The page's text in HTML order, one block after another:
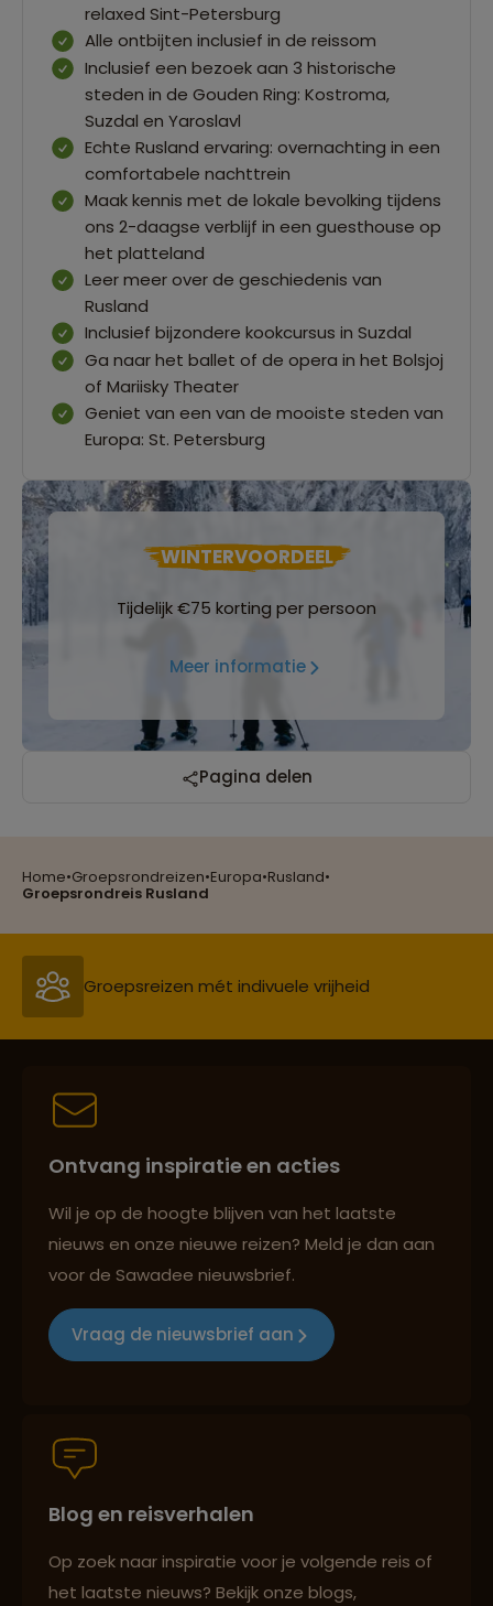
Home•Groepsrondreizen•Europa•Rusland•
Groepsrondreis Rusland
relaxed Sint-Petersburg
Alle ontbijten inclusief in de reissom
Inclusief een bezoek aan 3 historische
steden in de Gouden Ring: Kostroma,
Suzdal en Yaroslavl
Echte Rusland ervaring: overnachting in een
comfortabele nachttrein
Maak kennis met de lokale bevolking tijdens
ons 2-daagse verblijf in een guesthouse op
het platteland
Leer meer over de geschiedenis van
Rusland
Inclusief bijzondere kookcursus in Suzdal
Ga naar het ballet of de opera in het Bolsjoj
of Mariisky Theater
Geniet van een van de mooiste steden van
Europa: St. Petersburg
WINTERVOORDEEL
Tijdelijk €75 korting per persoon
Meer informatie
Pagina delen
Reizen met oog voor mens, cultuur en milieu
Groepsreizen mét indivuele vrijheid
Persoonlijk en deskundig reisadvies
Best beoordeelde reisroutes
Groepsreizen mét indivuele vrijheid
Best beoordeelde reisroutes
Ontvang inspiratie en acties
Wil je op de hoogte blijven van het laatste
nieuws en onze nieuwe reizen? Meld je dan aan
voor de Sawadee nieuwsbrief.
Vraag de nieuwsbrief aan
Blog en reisverhalen
Op zoek naar inspiratie voor je volgende reis of
het laatste nieuws? Bekijk onze blogs,